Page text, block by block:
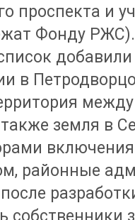
проспекта и
Фонду РЖС).
в
земля в
районные
после
собственники